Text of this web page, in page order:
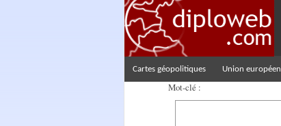
Cartes géopolitiques Union
Mot-clé :